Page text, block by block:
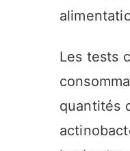
Les tests
quantités